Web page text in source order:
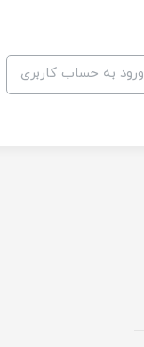
ورود به حساب کاربری